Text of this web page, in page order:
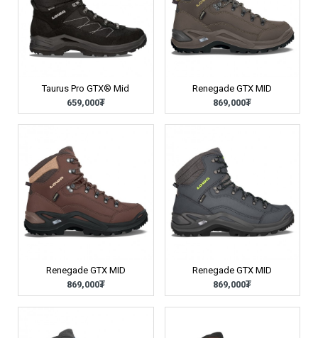
Taurus Pro GTX® Mid
659,000₮
Renegade GTX MID
869,000₮
Renegade GTX MID
869,000₮
Renegade GTX MID
869,000₮